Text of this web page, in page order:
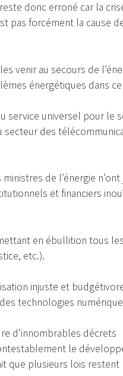
donc erroné car la
pas forcément la cause
venir au secours de
énergétiques dans ce
service universel pour le
secteur des
de l’énergie n’ont
et financiers
en ébullition tous
etc.).
injuste et
technologies
d’innombrables décrets
le
que plusieurs lois restent